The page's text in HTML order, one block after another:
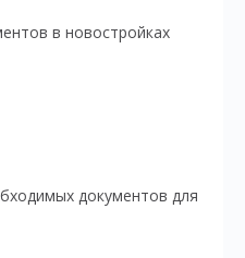
в новостройках
документов для